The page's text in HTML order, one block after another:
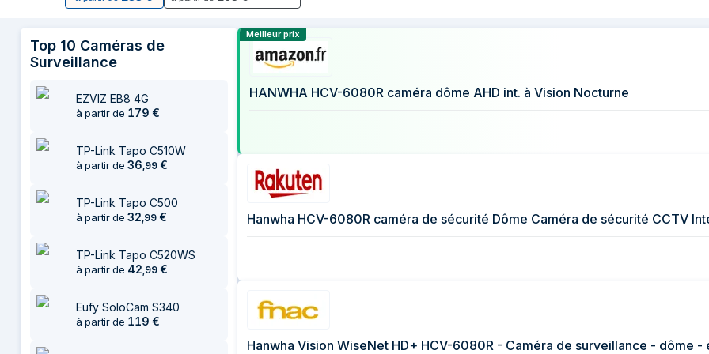
12 juillet 2026
6 août 2026
Top 10 Caméras de
Surveillance
EZVIZ EB8 4G
à partir de 179 €
TP-Link Tapo C510W
à partir de 36,99 €
TP-Link Tapo C500
à partir de 32,99 €
TP-Link Tapo C520WS
à partir de 42,99 €
Eufy SoloCam S340
à partir de 119 €
Comparer les prix de Hanwha HCV-6080R caméra
Meilleur prix
HANWHA HCV-6080R caméra dôme AHD int. à Vision Nocturne